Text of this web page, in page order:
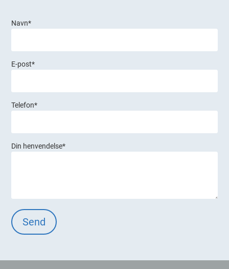
Navn*
E-post*
Telefon*
Din henvendelse*